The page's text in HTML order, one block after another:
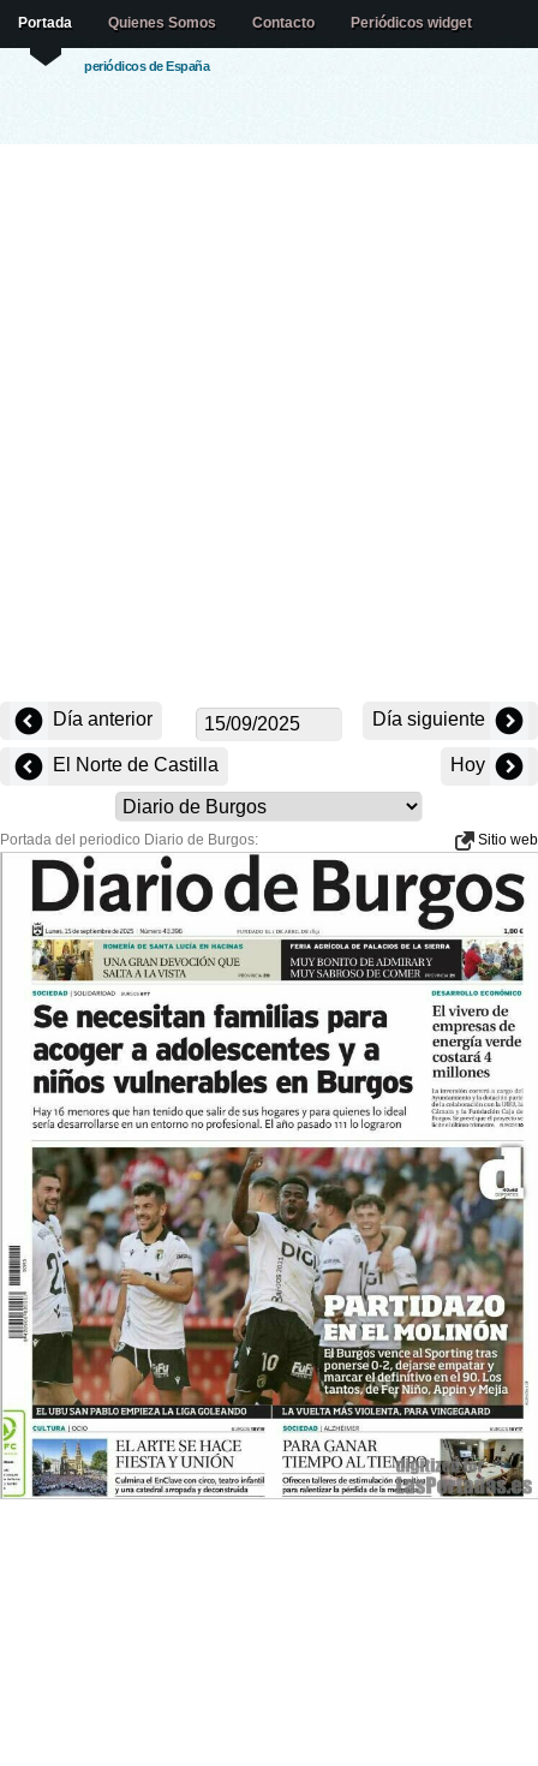
periódicos de España
Portada Quienes Somos Contacto Periódicos widget
Día anterior Día siguiente
El Norte de Castilla Hoy
Portada del periodico Diario de Burgos: Sitio web